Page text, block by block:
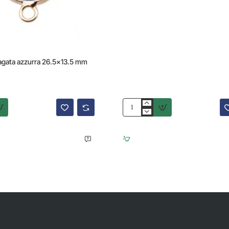
azzurra 26.5x13.5 mm
Connettore
diaspro
26.5x13.5
mm